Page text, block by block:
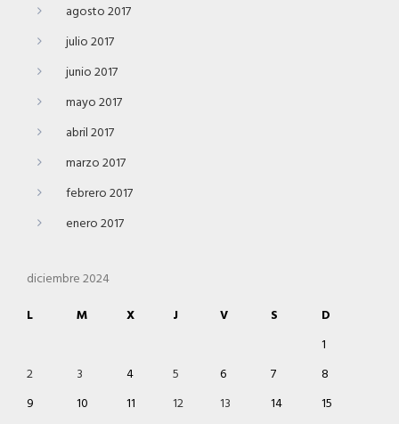
agosto 2017
julio 2017
junio 2017
mayo 2017
abril 2017
marzo 2017
febrero 2017
enero 2017
diciembre 2024
L
M X J V S
D
1
2
3 4 5 6 7
8
9
10 11 12 13 14
15